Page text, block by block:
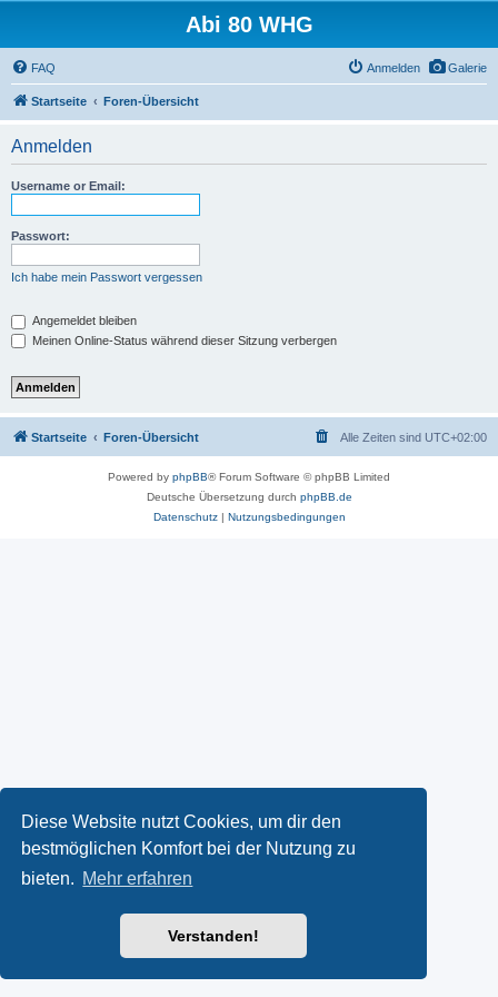
Diese Website nutzt Cookies, um dir den
bestmöglichen Komfort bei der Nutzung zu
bieten. Mehr erfahren
Verstanden!
Abi 80 WHG
Galerie
FAQ Anmelden
Startseite Foren-Übersicht
Anmelden
Username or Email:
Passwort:
Ich habe mein Passwort vergessen
Angemeldet bleiben
Meinen Online-Status während dieser Sitzung verbergen
Startseite Foren-Übersicht Alle Zeiten sind UTC+02:00
Powered by phpBB® Forum Software © phpBB Limited
Deutsche Übersetzung durch phpBB.de
Datenschutz| Nutzungsbedingungen